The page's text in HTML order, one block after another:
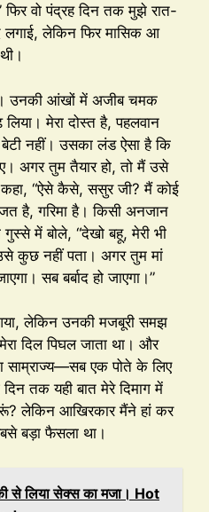
वो पंद्रह दिन तक मुझे रात-
लगाई, लेकिन फिर मासिक आ
उनकी आंखों में अजीब चमक
लिया। मेरा दोस्त है, पहलवान
नहीं। उसका लंड ऐसा है कि
अगर तुम तैयार हो, तो मैं उसे
“ऐसे कैसे, ससुर जी? मैं कोई
है, गरिमा है। किसी अनजान
में बोले, “देखो बहू, मेरी भी
कुछ नहीं पता। अगर तुम मां
सब बर्बाद हो जाएगा।”
लेकिन उनकी मजबूरी समझ
दिल पिघल जाता था। और
एक पोते के लिए
तक यही बात मेरे दिमाग में
लेकिन आखिरकार मैंने हां कर
बड़ा फैसला था।
से लिया सेक्स का मजा। Hot